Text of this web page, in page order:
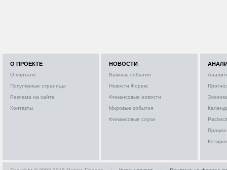
О ПРОЕКТЕ
О портале
Популярные страницы
Реклама на сайте
Контакты
НОВОСТИ
Важные события
Новости Форекс
Финансовые новости
Мировые события
Финансовые слухи